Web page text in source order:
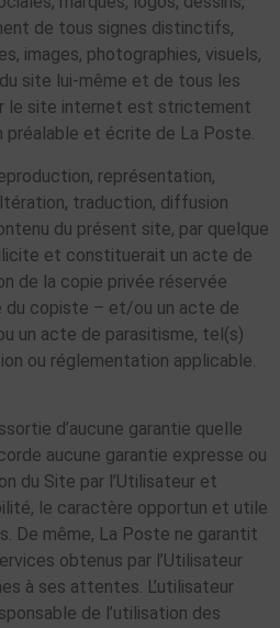
de tous signes distinctifs,
images, photographies, visuels,
site lui-même et de tous les
le site internet est strictement
préalable et écrite de La Poste.
représentation,
traduction, diffusion
du présent site, par quelque
et constituerait un acte de
de la copie privée réservée
du copiste – et/ou un acte de
un acte de parasitisme, tel(s)
ou réglementation applicable.
d’aucune garantie quelle
aucune garantie expresse ou
du Site par l’Utilisateur et
le caractère opportun et utile
De même, La Poste ne garantit
obtenus par l’Utilisateur
à ses attentes. L’utilisateur
de l’utilisation des